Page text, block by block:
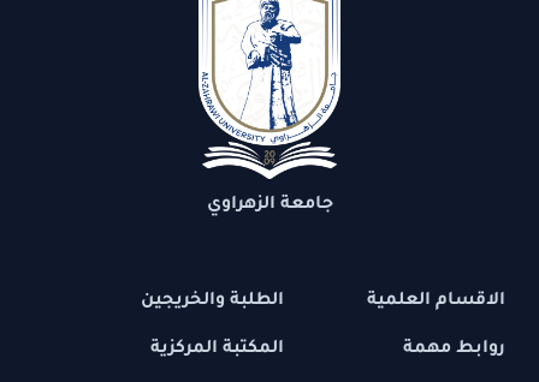
جامعة الزهراوي
الاقسام العلمية
روابط مهمة
الطلبة والخريجين
المكتبة المركزية